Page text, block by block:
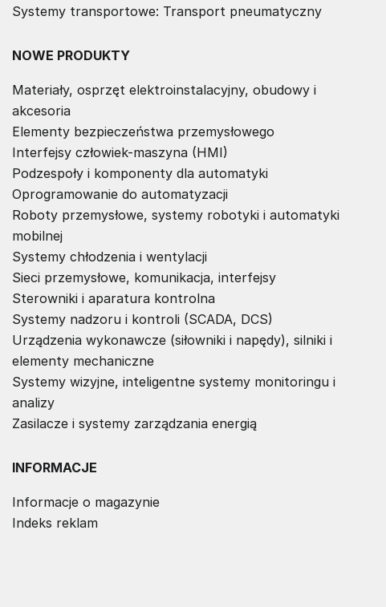
Systemy transportowe: Transport pneumatyczny
NOWE PRODUKTY
Materiały, osprzęt elektroinstalacyjny, obudowy i
akcesoria
Elementy bezpieczeństwa przemysłowego
Interfejsy człowiek-maszyna (HMI)
Podzespoły i komponenty dla automatyki
Oprogramowanie do automatyzacji
Roboty przemysłowe, systemy robotyki i automatyki
mobilnej
Systemy chłodzenia i wentylacji
Sieci przemysłowe, komunikacja, interfejsy
Sterowniki i aparatura kontrolna
Systemy nadzoru i kontroli (SCADA, DCS)
Urządzenia wykonawcze (siłowniki i napędy), silniki i
elementy mechaniczne
Systemy wizyjne, inteligentne systemy monitoringu i
analizy
Zasilacze i systemy zarządzania energią
INFORMACJE
Informacje o magazynie
Indeks reklam